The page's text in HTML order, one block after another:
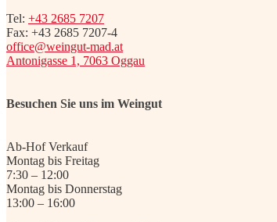
Tel: +43 2685 7207
Fax: +43 2685 7207-4
office@weingut-mad.at
Antonigasse 1, 7063 Oggau
Besuchen Sie uns im Weingut
Ab-Hof Verkauf
Montag bis Freitag
7:30 – 12:00
Montag bis Donnerstag
13:00 – 16:00